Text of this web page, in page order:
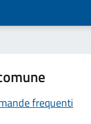
frequenti